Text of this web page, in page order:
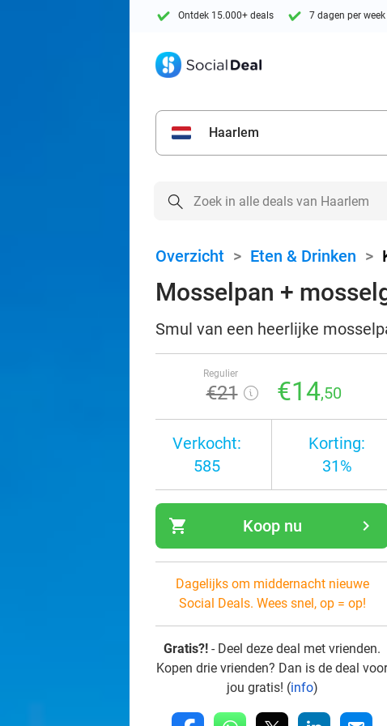
Ontdek 15.000+ deals 7 dagen per
Haarlem
Overzicht > Eten & Drinken >
Mosselpan +
Smul van een heerlijke
Regulier
€21 €14,50
Verkocht:
585
Korting:
31%
shopping_cart navigate_next
Koop nu
Dagelijks om middernacht nieuwe
Social Deals. Wees snel, op = op!
Gratis?! - Deel deze deal met vrienden.
Kopen drie vrienden? Dan is de deal voor
jou gratis! (info)